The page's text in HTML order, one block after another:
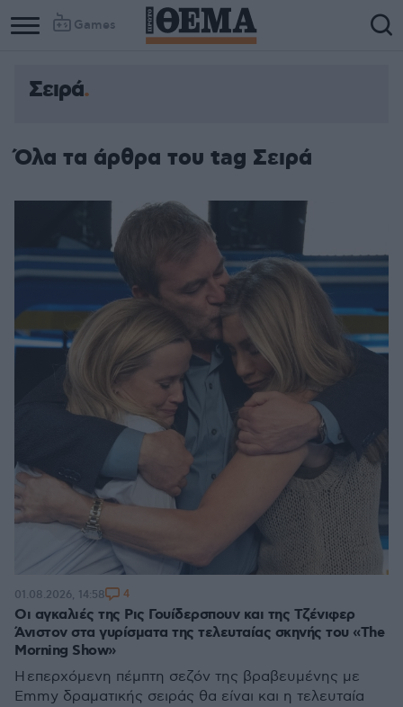
Games
Column
Σειρά
Όλα τα άρθρα του tag Σειρά
Οι αγκαλιές της Ρις Γουίδερσπουν και της Τζένιφερ
Άνιστον στα γυρίσματα της τελευταίας σκηνής του «The
Morning Show»
Η επερχόμενη πέμπτη σεζόν της βραβευμένης με
Emmy δραματικής σειράς θα είναι και η τελευταία
01.08.2026, 14:58 4